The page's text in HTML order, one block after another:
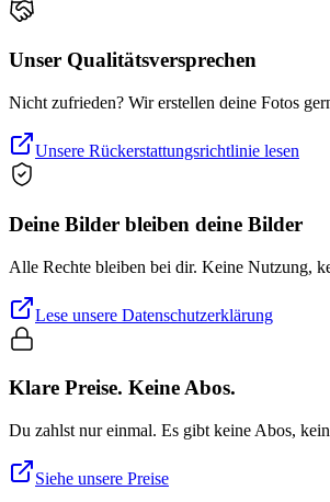
Unser Qualitätsversprechen
Nicht zufrieden? Wir erstellen deine Fotos
Unsere Rückerstattungsrichtlinie lesen
Deine Bilder bleiben deine Bilder
Alle Rechte bleiben bei dir. Keine Nutzung,
Lese unsere Datenschutzerklärung
Klare Preise. Keine Abos.
Du zahlst nur einmal. Es gibt keine Abos,
Siehe unsere Preise